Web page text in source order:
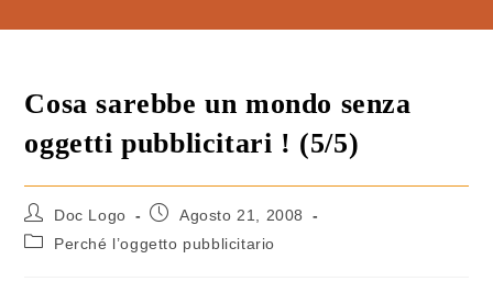
Cosa sarebbe un mondo senza
oggetti pubblicitari ! (5/5)
Doc Logo
Agosto 21, 2008
Perché l’oggetto pubblicitario